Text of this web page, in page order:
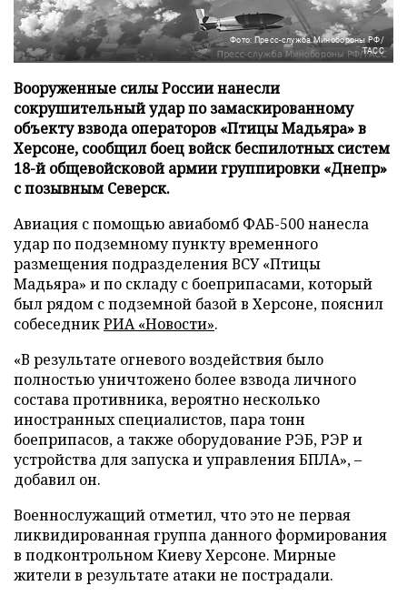
Фото: Пресс-служба Минобороны РФ/
ТАСС
Вооруженные силы России нанесли
сокрушительный удар по замаскированному
объекту взвода операторов «Птицы Мадьяра» в
Херсоне, сообщил боец войск беспилотных систем
18-й общевойсковой армии группировки «Днепр»
с позывным Северск.
Авиация с помощью авиабомб ФАБ-500 нанесла
удар по подземному пункту временного
размещения подразделения ВСУ «Птицы
Мадьяра» и по складу с боеприпасами, который
был рядом с подземной базой в Херсоне, пояснил
собеседникРИА «Новости».
«В результате огневого воздействия было
полностью уничтожено более взвода личного
состава противника, вероятно несколько
иностранных специалистов, пара тонн
боеприпасов, а также оборудование РЭБ, РЭР и
устройства для запуска и управления БПЛА», –
добавил он.
Военнослужащий отметил, что это не первая
ликвидированная группа данного формирования
в подконтрольном Киеву Херсоне. Мирные
жители в результате атаки не пострадали.